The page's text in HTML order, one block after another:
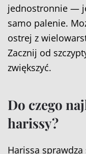
jednostronnie —
samo palenie.
ostrej z
Zacznij od
zwiększyć.
Do czego
harissy?
Harissa